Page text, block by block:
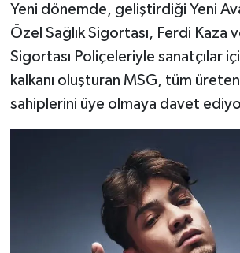
Yeni dönemde, geliştirdiği Yeni
Özel Sağlık Sigortası, Ferdi Kaza
Sigortası Poliçeleriyle sanatçılar
kalkanı oluşturan MSG, tüm
sahiplerini üye olmaya davet